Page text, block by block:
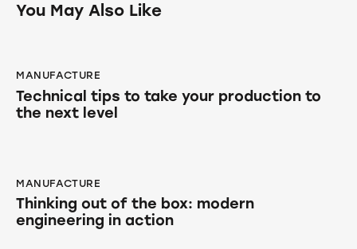
You May Also Like
MANUFACTURE
Technical tips to take your production to
the next level
MANUFACTURE
Thinking out of the box: modern
engineering in action